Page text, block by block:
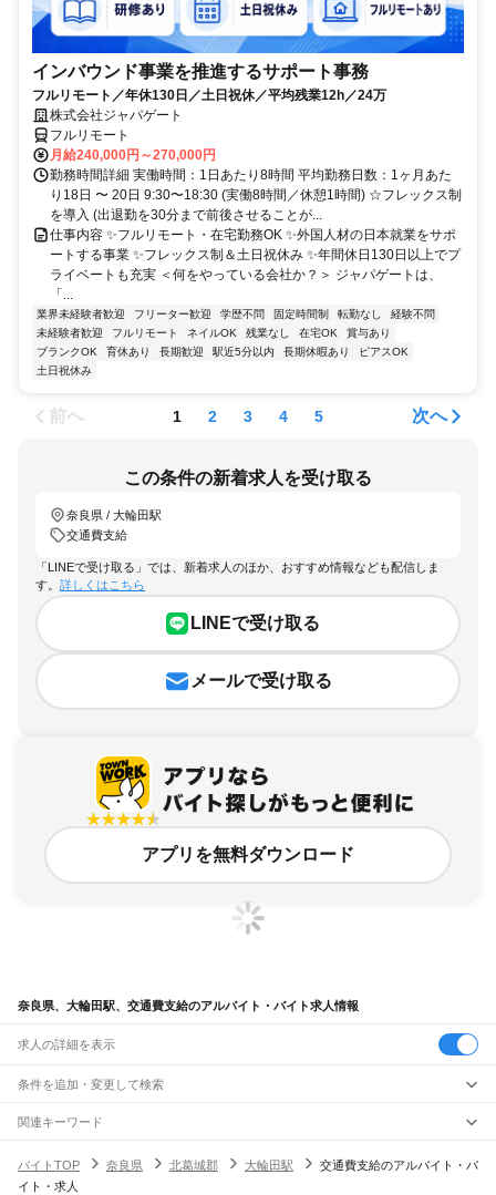
インバウンド事業を推進するサポート事務
フルリモート／年休130日／土日祝休／平均残業12h／24万
株式会社ジャパゲート
フルリモート
月給240,000円～270,000円
勤務時間詳細 実働時間：1日あたり8時間 平均勤務日数：1ヶ月あた
り18日 〜 20日 9:30〜18:30 (実働8時間／休憩1時間) ☆フレックス制
を導入 (出退勤を30分まで前後させることが...
仕事内容 ✨フルリモート・在宅勤務OK ✨外国人材の日本就業をサポ
ートする事業 ✨フレックス制＆土日祝休み ✨年間休日130日以上でプ
ライベートも充実 ＜何をやっている会社か？＞ ジャパゲートは、
「...
業界未経験者歓迎 フリーター歓迎 学歴不問 固定時間制 転勤なし
経験不問
未経験者歓迎
フルリモート ネイルOK 残業なし 在宅OK
賞与あり
ブランクOK
育休あり 長期歓迎 駅近5分以内 長期休暇あり
ピアスOK
土日祝休み
前へ 1 2 3 4 5 次へ
この条件の新着求人を受け取る
奈良県 / 大輪田駅
交通費支給
「LINEで受け取る」では、新着求人のほか、おすすめ情報なども配信しま
す。 詳しくはこちら
LINEで受け取る
メールで受け取る
アプリを無料ダウンロード
奈良県、大輪田駅、交通費支給のアルバイト・バイト求人情報
求人の詳細を表示
条件を追加・変更して検索
市区町村を追加・変更
奈良県すべて
奈良市
駅を追加・変更
関連キーワード
バイトTOP
奈良県 北葛城郡 大輪田駅
交通費支給のアルバイト・バ
イト・求人